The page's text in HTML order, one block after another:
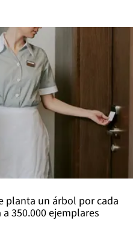
planta un árbol por cada
350.000 ejemplares